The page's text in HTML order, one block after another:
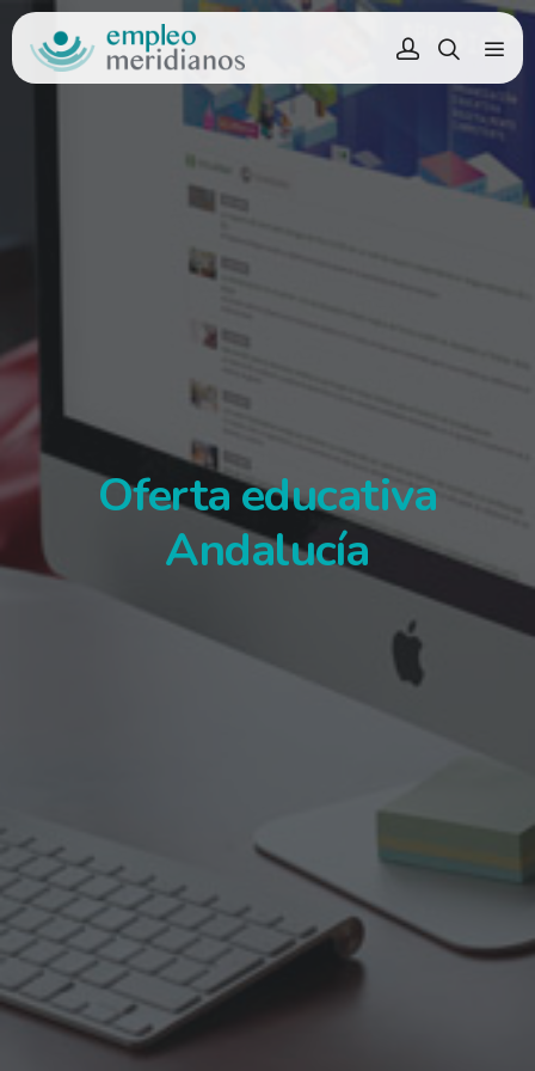
Oferta educativa
Andalucía